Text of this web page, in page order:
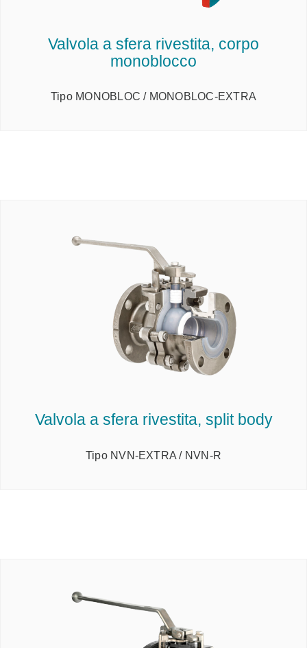
Valvola a sfera rivestita, corpo
monoblocco
Tipo MONOBLOC / MONOBLOC-EXTRA
Valvola a sfera rivestita, split body
Tipo NVN-EXTRA / NVN-R